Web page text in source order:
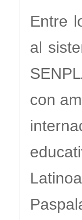
Entre
al
con